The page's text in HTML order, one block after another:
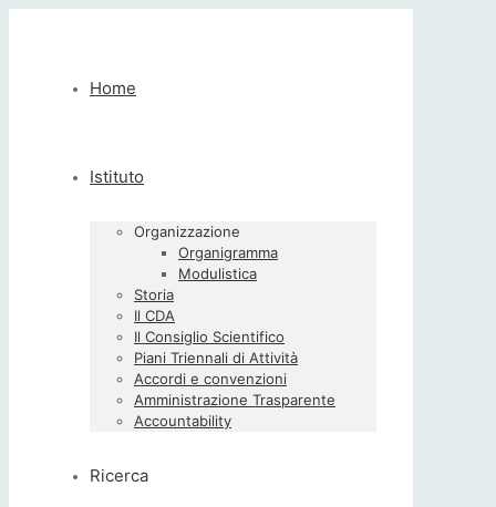
Home
Istituto
Organizzazione
Organigramma
Modulistica
Storia
Il CDA
Il Consiglio Scientifico
Piani Triennali di Attività
Accordi e convenzioni
Amministrazione Trasparente
Accountability
Ricerca